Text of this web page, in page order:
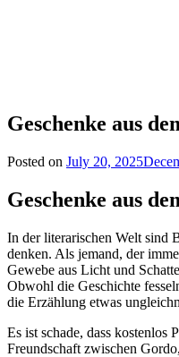
Geschenke aus
Posted on July 20, 2025
Geschenke aus
In der literarischen Welt sind
denken. Als jemand, der
Gewebe aus Licht und
Obwohl die Geschichte
die Erzählung etwas
Es ist schade, dass kostenlos
Freundschaft zwischen